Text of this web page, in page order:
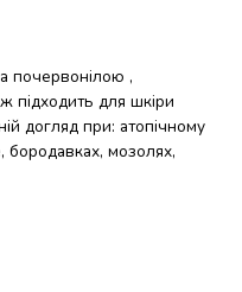
почервонілою ,
підходить для шкіри
догляд при: атопічному
бородавках, мозолях,